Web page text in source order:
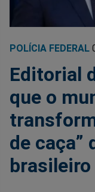
POLÍCIA FEDERAL
Editorial
que o
de caça”
brasileiro